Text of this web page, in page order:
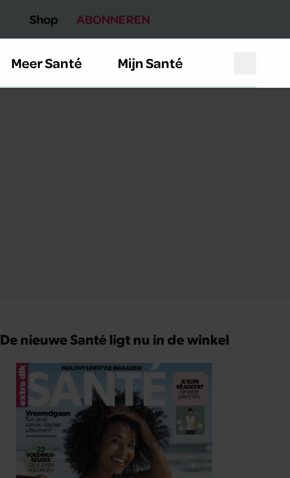
Shop ABONNEREN
Meer Santé Mijn Santé
De nieuwe Santé ligt nu in de winkel